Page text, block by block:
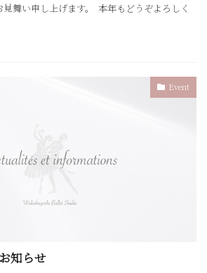
舞い申し上げます。 本年もどうぞよろしく
Event
知らせ